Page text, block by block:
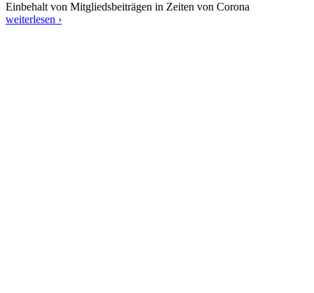
Einbehalt von Mitgliedsbeiträgen in Zeiten von Corona
weiterlesen ›